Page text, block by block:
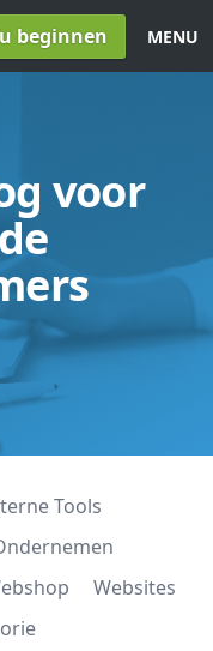
beginnen MENU
voor
Tools
Websites